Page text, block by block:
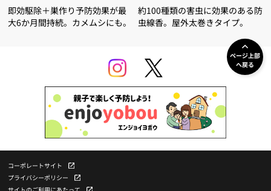
即効駆除＋巣作り予防効果が最
大6か月間持続。カメムシにも。
約100種類の害虫に効果のある防
虫線香。屋外太巻きタイプ。
ページ上部
へ戻る
コーポレートサイト
プライバシーポリシー